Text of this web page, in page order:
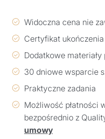
cena
3700,00 PLN.
cena
2699,00 PLN.
Widoczna cena nie
Certyfikat ukończenia
Dodatkowe materiały
30 dniowe wsparcie
Praktyczne zadania
Możliwość płatności
bezpośrednio z
umowy